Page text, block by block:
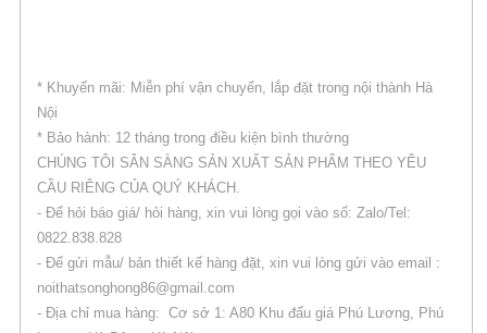
* Khuyến mãi: Miễn phí vận chuyển, lắp đặt trong nội thành Hà
Nội
* Bảo hành: 12 tháng trong điều kiện bình thường
CHÚNG TÔI SẴN SÀNG SẢN XUẤT SẢN PHẨM THEO YÊU
CẦU RIÊNG CỦA QUÝ KHÁCH.
- Để hỏi báo giá/ hỏi hàng, xin vui lòng gọi vào số: Zalo/Tel:
0822.838.828
- Để gửi mẫu/ bản thiết kế hàng đặt, xin vui lòng gửi vào email :
noithatsonghong86@gmail.com
- Địa chỉ mua hàng: Cơ sở 1: A80 Khu đấu giá Phú Lương, Phú